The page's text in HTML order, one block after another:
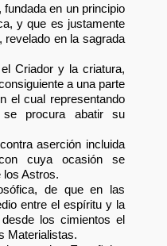
en un principio
y que es justamente
revelado en la sagrada
Criador y la criatura,
a una parte
el cual representando
procura abatir su
aserción incluida
cuya ocasión se
los Astros.
de que en las
entre el espíritu y la
los cimientos el
Materialistas.